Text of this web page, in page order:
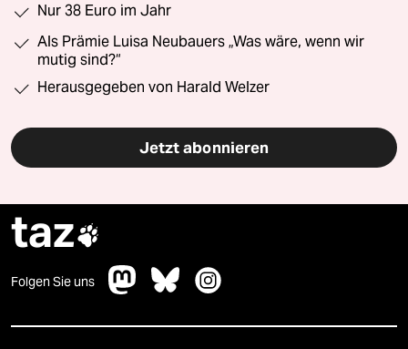
Nur 38 Euro im Jahr
Als Prämie Luisa Neubauers „Was wäre, wenn wir
mutig sind?“
Herausgegeben von Harald Welzer
Jetzt abonnieren
taz
Folgen Sie uns